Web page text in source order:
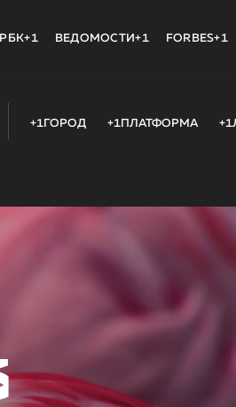
РБК+1 ВЕДОМОСТИ+1 FORBES+1
+1ГОРОД +1ПЛАТФОРМА